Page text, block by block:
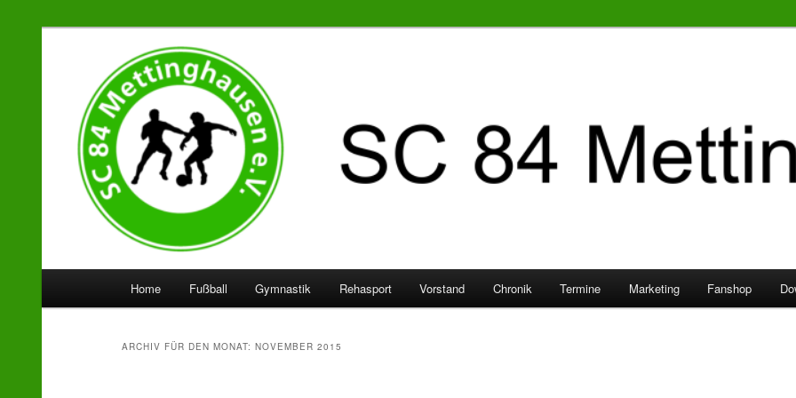
SC 84 Mettinghausen
Zum
Zum
Home Fußball Gymnastik Rehasport Vorstand Chronik Termine Marketing Fanshop
ARCHIV FÜR DEN MONAT:NOVEMBER 2015